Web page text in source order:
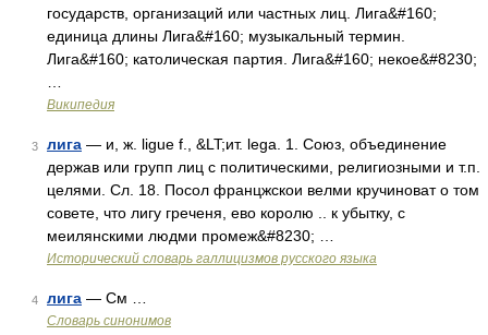
государств, организаций или частных лиц. Лига&#160;
единица длины Лига&#160; музыкальный термин.
Лига&#160; католическая партия. Лига&#160; некое&#8230;
Википедия
3 лига — и, ж. ligue f., &LT;ит. lega. 1. Союз, объединение
держав или групп лиц с политическими, религиозными и т.п.
целями. Сл. 18. Посол францжскои велми кручиноват о том
совете, что лигу греченя, ево королю .. к убытку, с
меилянскими людми промеж&#8230; …
Исторический словарь галлицизмов русского языка
4 лига — См …
Словарь синонимов